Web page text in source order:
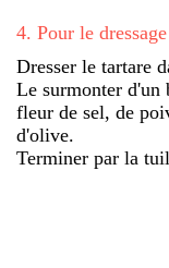
4. Pour le dressage
Dresser le tartare
Le surmonter d'un
fleur de sel, de
d'olive.
Terminer par la